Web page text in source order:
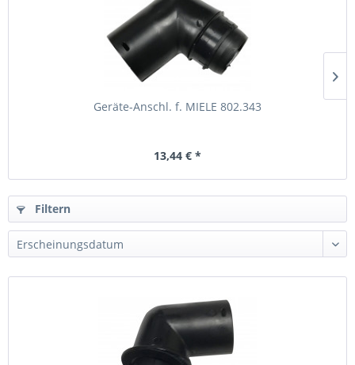
Geräte-Anschl. f. MIELE 802.343
13,44 € *
Filtern